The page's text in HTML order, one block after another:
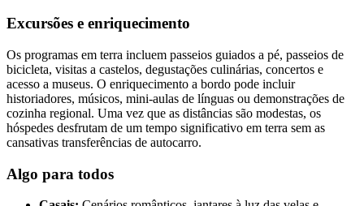
Excursões e enriquecimento
Os programas em terra incluem passeios guiados a pé, passeios de
bicicleta, visitas a castelos, degustações culinárias, concertos e
acesso a museus. O enriquecimento a bordo pode incluir
historiadores, músicos, mini-aulas de línguas ou demonstrações de
cozinha regional. Uma vez que as distâncias são modestas, os
hóspedes desfrutam de um tempo significativo em terra sem as
cansativas transferências de autocarro.
Algo para todos